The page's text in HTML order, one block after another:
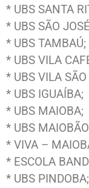
* UBS SANTA
* UBS SÃO
* UBS TAMBAÚ;
* UBS VILA
* UBS VILA SÃO
* UBS IGUAÍBA;
* UBS MAIOBA;
* UBS
* VIVA –
* ESCOLA
* UBS PINDOBA;